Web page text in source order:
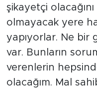
şikayetçi
olmayacak yere
yapıyorlar. Ne bir
var. Bunların
verenlerin
olacağım. Mal